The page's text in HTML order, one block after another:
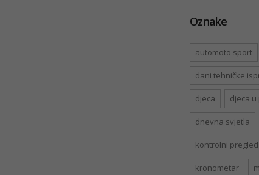
Oznake
automoto sport
dani tehničke
djeca djeca
dnevna svjetla
kontrolni pregled
kronometar